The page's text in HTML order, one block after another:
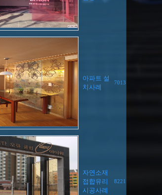
아파트 설
치사례
7013
자연소재
접합유리
시공사례
8221